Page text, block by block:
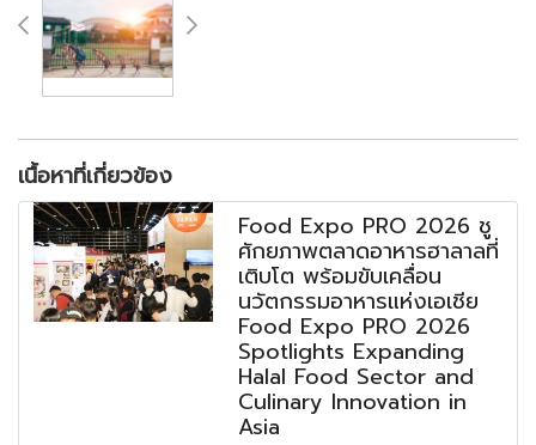
เนื้อหาที่เกี่ยวข้อง
Food Expo PRO 2026 ชู
ศักยภาพตลาดอาหารฮาลาลที่
เติบโต พร้อมขับเคลื่อน
นวัตกรรมอาหารแห่งเอเชีย
Food Expo PRO 2026
Spotlights Expanding
Halal Food Sector and
Culinary Innovation in
Asia